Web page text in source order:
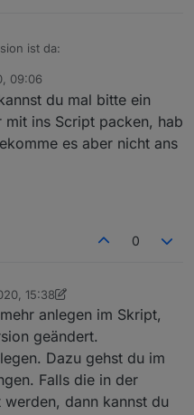
ist da:
aus den ENUMs geholt,
der ausgelösten Melder
alle Melder, einmal nur
nur Innenraum-Melder.
09:06
du mal bitte ein
ins Script packen, hab
es aber nicht ans
0
15:38
5. Apr. 2020, 17:48
anlegen im Skript,
geändert.
Dazu gehst du im
Falls die in der
dann kannst du